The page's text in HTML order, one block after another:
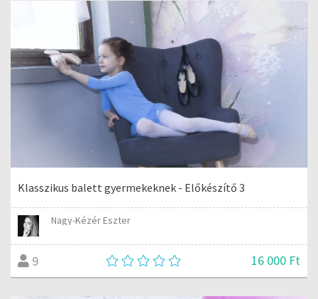
Klasszikus balett gyermekeknek - Előkészítő 3
Nagy-Kézér Eszter
9 16 000 Ft